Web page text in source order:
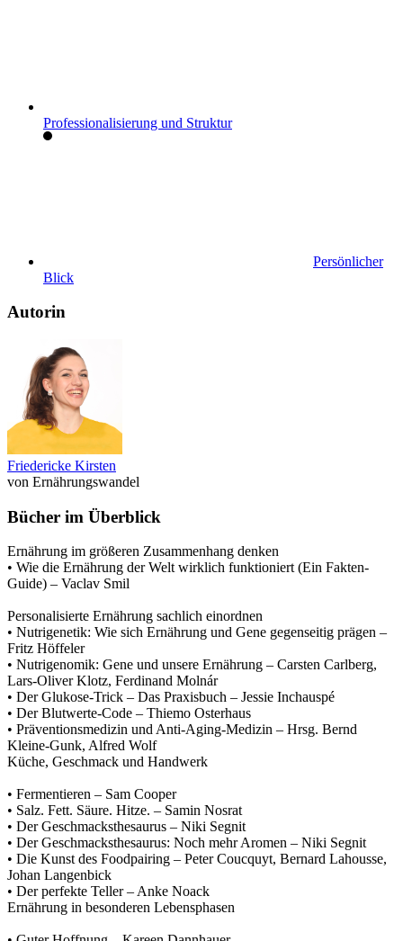
Professionalisierung und Struktur
Persönlicher
Blick
Autorin
Friedericke Kirsten
von Ernährungswandel
Bücher im Überblick
Ernährung im größeren Zusammenhang denken
• Wie die Ernährung der Welt wirklich funktioniert (Ein Fakten-
Guide) – Vaclav Smil
Personalisierte Ernährung sachlich einordnen
• Nutrigenetik: Wie sich Ernährung und Gene gegenseitig prägen –
Fritz Höffeler
• Nutrigenomik: Gene und unsere Ernährung – Carsten Carlberg,
Lars-Oliver Klotz, Ferdinand Molnár
• Der Glukose-Trick – Das Praxisbuch – Jessie Inchauspé
• Der Blutwerte-Code – Thiemo Osterhaus
• Präventionsmedizin und Anti-Aging-Medizin – Hrsg. Bernd
Küche, Geschmack und Handwerk
• Fermentieren – Sam Cooper
• Salz. Fett. Säure. Hitze. – Samin Nosrat
• Der Geschmacksthesaurus – Niki Segnit
• Der Geschmacksthesaurus: Noch mehr Aromen – Niki Segnit
• Die Kunst des Foodpairing – Peter Coucquyt, Bernard Lahousse,
Johan Langenbick
Ernährung in besonderen Lebensphasen